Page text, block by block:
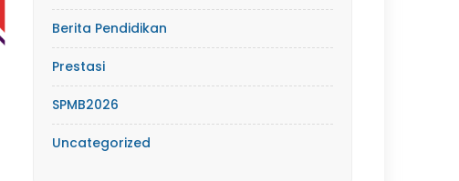
Berita Pendidikan
Prestasi
SPMB2026
Uncategorized